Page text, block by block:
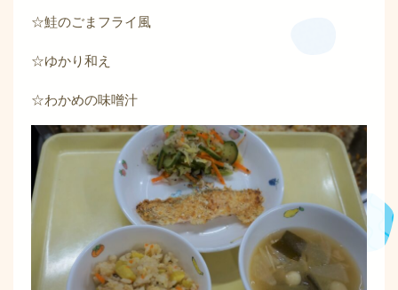
☆鮭のごまフライ風
☆ゆかり和え
☆わかめの味噌汁